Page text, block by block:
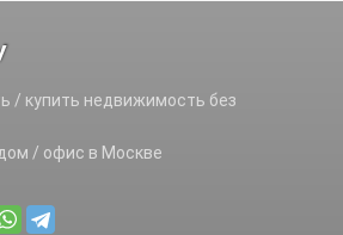
/ купить недвижимость без
/ офис в Москве